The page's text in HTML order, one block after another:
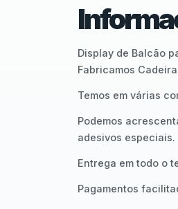
Display de Balcão
Fabricamos
Temos em várias
Podemos
adesivos especiais.
Entrega em todo o
Pagamentos